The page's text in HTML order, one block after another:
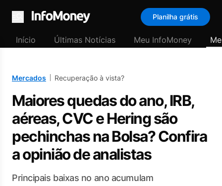
Menu
Planilha grátis
Início Últimas Notícias Meu InfoMoney
Mercados Recuperação à vista?
Maiores quedas do ano, IRB,
aéreas, CVC e Hering são
pechinchas na Bolsa? Confira
a opinião de analistas
Principais baixas no ano acumulam